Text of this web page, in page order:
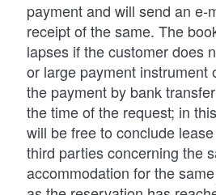
payment and will send an e-
receipt of the same. The
lapses if the customer does
or large payment instrument
the payment by bank
the time of the request; in
will be free to conclude
third parties concerning the
accommodation for the